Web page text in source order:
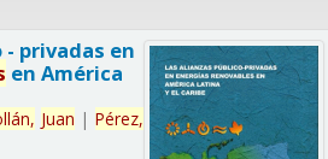
- privadas en
en América
Juan | Pérez,